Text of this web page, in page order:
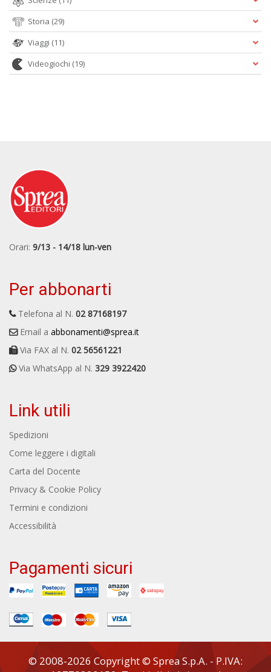
Storia (29)
Viaggi (11)
Videogiochi (19)
Orari: 9/13 - 14/18 lun-ven
Per abbonarti
Telefona al N. 02 87168197
Email a abbonamenti@sprea.it
Via FAX al N. 02 56561221
Via WhatsApp al N. 329 3922420
Link utili
Spedizioni
Come leggere i digitali
Carta del Docente
Privacy & Cookie Policy
Termini e condizioni
Accessibilità
Pagamenti sicuri
© 2008-2026 Copyright © Sprea S.p.A. - P.IVA: